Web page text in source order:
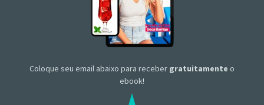
Coloque seu email abaixo para receber gratuitamente o
ebook!